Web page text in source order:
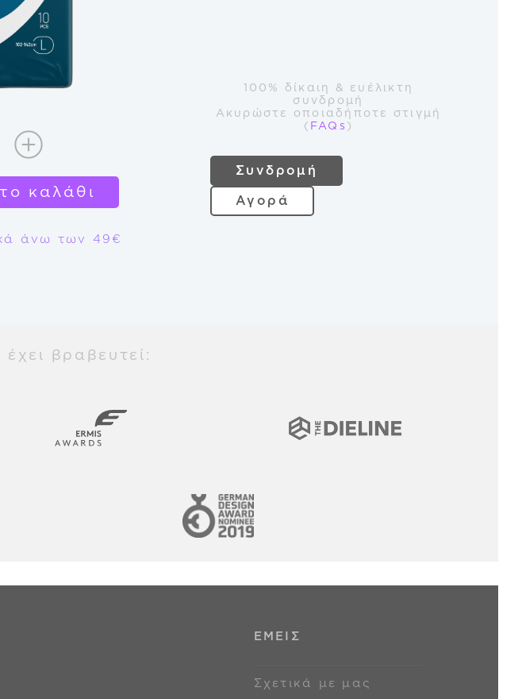
καλάθι
άνω των 49€
100% δίκαιη & ευέλικτη
συνδρομή
Ακυρώστε οποιαδήποτε στιγμή
( FAQs )
Συνδρομή
Αγορά
βραβευτεί:
ΕΜΕΙΣ
Σχετικά με μας